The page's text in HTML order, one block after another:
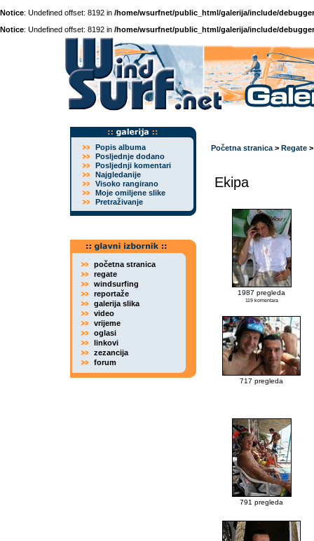
Notice: Undefined offset: 8192 in /home/wsurfnet/public_html/galerija/include/
Notice: Undefined offset: 8192 in /home/wsurfnet/public_html/galerija/include/
Popis albuma
Posljednje dodano
Posljednji komentari
Najgledanije
Visoko rangirano
Moje omiljene slike
Pretraživanje
početna stranica
regate
windsurfing
reportaže
galerija slika
video
vrijeme
oglasi
linkovi
zezancija
forum
Početna stranica > Regate
Ekipa
1987 pregleda
119 komentara
717 pregleda
791 pregleda